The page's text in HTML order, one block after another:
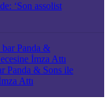
‘Son assolist
Panda & Sons ile
Attı